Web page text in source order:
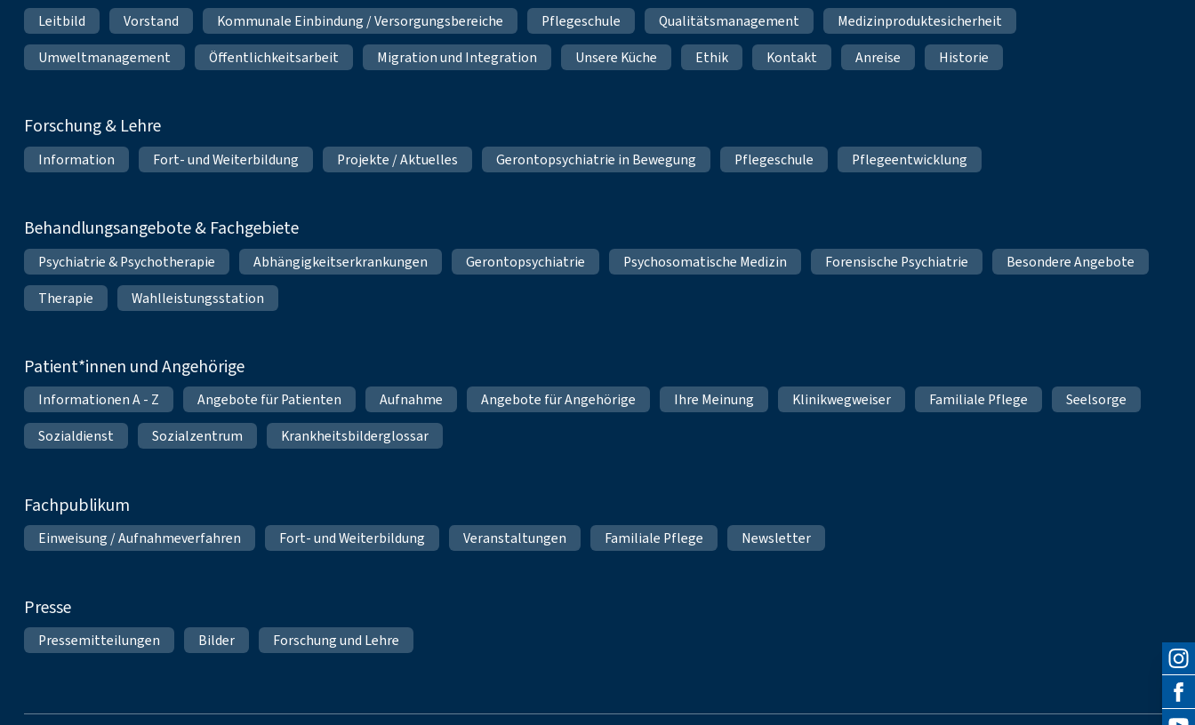
Leitbild Vorstand Kommunale Einbindung / Versorgungsbereiche Pflegeschule Qualitätsmanagement
Medizinproduktesicherheit
Umweltmanagement
Öffentlichkeitsarbeit Migration und Integration Unsere Küche Ethik Kontakt Anreise Historie
Forschung & Lehre
Information Fort- und Weiterbildung Projekte / Aktuelles Gerontopsychiatrie in Bewegung Pflegeschule Pflegeentwicklung
Behandlungsangebote & Fachgebiete
Psychiatrie & Psychotherapie Abhängigkeitserkrankungen Gerontopsychiatrie Psychosomatische Medizin Forensische Psychiatrie
Besondere Angebote
Therapie
Wahlleistungsstation
Patient*innen und Angehörige
Informationen A - Z Angebote für Patienten Aufnahme Angebote für Angehörige Ihre Meinung Klinikwegweiser Familiale Pflege
Seelsorge
Sozialdienst
Sozialzentrum Krankheitsbilderglossar
Fachpublikum
Einweisung / Aufnahmeverfahren Fort- und Weiterbildung Veranstaltungen Familiale Pflege Newsletter
Presse
Pressemitteilungen Bilder Forschung und Lehre